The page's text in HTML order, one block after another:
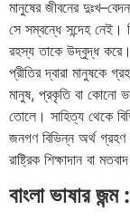
মানুষের জীবনের দুঃখ–
সে সম্বন্ধে সন্দেহ নেই।
রহস্য তাকে উদ্বুদ্ধ করে।
প্রীতির দ্বারা মানুষকে
মানুষ, প্রকৃতি বা কোনো
তোলে। সাহিত্য থেকে
জনগণ বিভিন্ন অর্থ
রাষ্ট্রিক শিক্ষাদান বা
বাংলা ভাষার জন্ম :